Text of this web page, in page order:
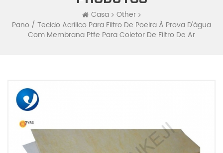
Casa
Other
Pano / Tecido Acrílico Para Filtro De Poeira À Prova D'água
Com Membrana Ptfe Para Coletor De Filtro De Ar